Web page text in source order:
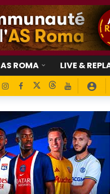
AS ROMA LIVE &